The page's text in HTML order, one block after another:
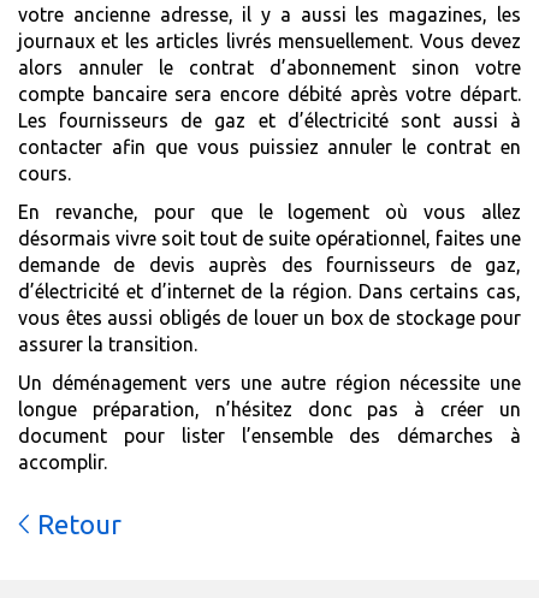
votre ancienne adresse, il y a aussi les magazines, les
journaux et les articles livrés mensuellement. Vous devez
alors annuler le contrat d’abonnement sinon votre
compte bancaire sera encore débité après votre départ.
Les fournisseurs de gaz et d’électricité sont aussi à
contacter afin que vous puissiez annuler le contrat en
cours.
En revanche, pour que le logement où vous allez
désormais vivre soit tout de suite opérationnel, faites une
demande de devis auprès des fournisseurs de gaz,
d’électricité et d’internet de la région. Dans certains cas,
vous êtes aussi obligés de louer un box de stockage pour
assurer la transition.
Un déménagement vers une autre région nécessite une
longue préparation, n’hésitez donc pas à créer un
document pour lister l’ensemble des démarches à
accomplir.
Retour